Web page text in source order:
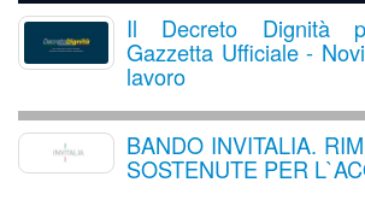
Il Decreto Dignità
Gazzetta Ufficiale -
lavoro
BANDO INVITALIA.
SOSTENUTE PER